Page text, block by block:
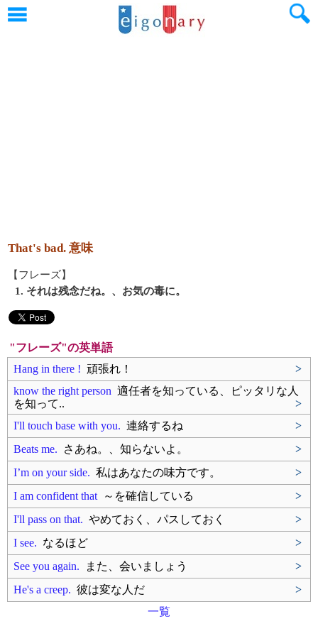
That's bad. 意味
【フレーズ】
1. それは残念だね。、お気の毒に。
"フレーズ"の英単語
Hang in there ! 頑張れ！
>
know the right person 適任者を知っている、ピッタリな人
を知って..
>
I'll touch base with you. 連絡するね
>
Beats me. さあね。、知らないよ。
>
I’m on your side. 私はあなたの味方です。
>
I am confident that ～を確信している
>
I'll pass on that. やめておく、パスしておく
>
I see. なるほど
>
See you again. また、会いましょう
>
He's a creep. 彼は変な人だ
>
一覧